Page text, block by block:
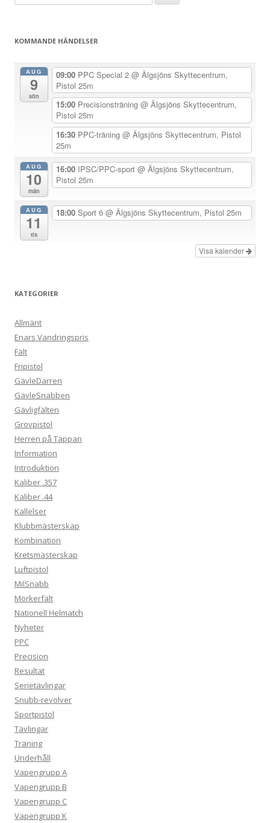
n
n
efter:
KOMMANDE HÄNDELSER
AUG
9
sön
09:00 PPC Special 2 @ Älgsjöns Skyttecentrum,
Pistol 25m
15:00 Precisionsträning @ Älgsjöns Skyttecentrum,
Pistol 25m
16:30 PPC-träning @ Älgsjöns Skyttecentrum, Pistol
25m
AUG
10
mån
16:00 IPSC/PPC-sport @ Älgsjöns Skyttecentrum,
Pistol 25m
AUG
11
tis
18:00 Sport 6 @ Älgsjöns Skyttecentrum, Pistol 25m
Visa kalender
KATEGORIER
Allmänt
Enars Vandringspris
Fält
Fripistol
GävleDarren
GävleSnabben
Gävligfälten
Grovpistol
Herren på Täppan
Information
Introduktion
Kaliber .357
Kaliber .44
Kallelser
Klubbmästerskap
Kombination
Kretsmästerskap
Luftpistol
MilSnabb
Mörkerfält
Nationell Helmatch
Nyheter
PPC
Precision
Resultat
Serietävlingar
Snubb-revolver
Sportpistol
Tävlingar
Träning
Underhåll
Vapengrupp A
Vapengrupp B
Vapengrupp C
Vapengrupp K